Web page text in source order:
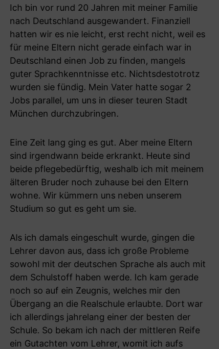
Ich bin vor rund 20 Jahren mit meiner Familie
nach Deutschland ausgewandert. Finanziell
hatten wir es nie leicht, erst recht nicht, weil es
für meine Eltern nicht gerade einfach war in
Deutschland einen Job zu finden, mangels
guter Sprachkenntnisse etc. Nichtsdestotrotz
wurden sie fündig. Mein Vater hatte sogar 2
Jobs parallel, um uns in dieser teuren Stadt
München durchzubringen.
Eine Zeit lang ging es gut. Aber meine Eltern
sind irgendwann beide erkrankt. Heute sind
beide pflegebedürftig, weshalb ich mit meinem
älteren Bruder noch zuhause bei den Eltern
wohne. Wir kümmern uns neben unserem
Studium so gut es geht um sie.
Als ich damals eingeschult wurde, gingen die
Lehrer davon aus, dass ich große Probleme
sowohl mit der deutschen Sprache als auch mit
dem Schulstoff haben werde. Ich kam gerade
noch so auf ein Zeugnis, welches mir den
Übergang an die Realschule erlaubte. Dort war
ich allerdings jahrelang einer der besten der
Schule. So bekam ich nach der mittleren Reife
ein Gutachten vom Lehrer, womit ich aufs